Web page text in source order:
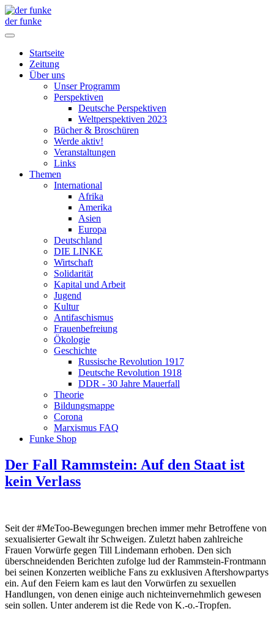
der funke
Startseite
Zeitung
Über uns
Unser Programm
Perspektiven
Deutsche Perspektiven
Weltperspektiven 2023
Bücher & Broschüren
Werde aktiv!
Veranstaltungen
Links
Themen
International
Afrika
Amerika
Asien
Europa
Deutschland
DIE LINKE
Wirtschaft
Solidarität
Kapital und Arbeit
Jugend
Kultur
Antifaschismus
Frauenbefreiung
Ökologie
Geschichte
Russische Revolution 1917
Deutsche Revolution 1918
DDR - 30 Jahre Mauerfall
Theorie
Bildungsmappe
Corona
Marxismus FAQ
Funke Shop
Der Fall Rammstein: Auf den Staat ist
kein Verlass
Seit der #MeToo-Bewegungen brechen immer mehr Betroffene von
sexualisierter Gewalt ihr Schweigen. Zuletzt haben zahlreiche
Frauen Vorwürfe gegen Till Lindemann erhoben. Den sich
überschneidenden Berichten zufolge lud der Rammstein-Frontmann
bei seinen Konzerten weibliche Fans zu exklusiven Aftershowpartys
ein. Auf den Feiern kam es laut den Vorwürfen zu sexuellen
Handlungen, von denen einige auch nichteinvernehmlich gewesen
sein sollen. Unter anderem ist die Rede von K.-o.-Tropfen.